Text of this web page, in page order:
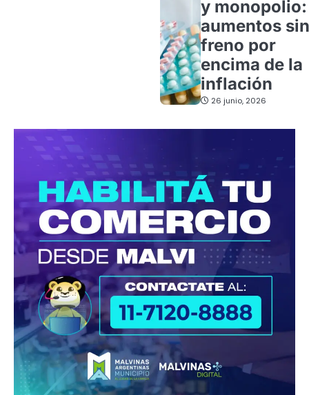
y monopolio:
aumentos sin
freno por
encima de la
inflación
26 junio, 2026